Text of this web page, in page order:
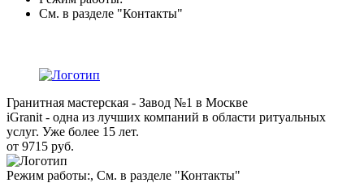
См. в разделе "Контакты"
Гранитная мастерская - Завод №1 в Москве
iGranit - одна из лучших компаний в области ритуальных
услуг. Уже более 15 лет.
от 9715 руб.
Режим работы:, См. в разделе "Контакты"